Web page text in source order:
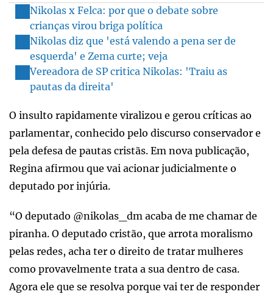
Nikolas x Felca: por que o debate sobre
crianças virou briga política
Nikolas diz que 'está valendo a pena ser de
esquerda' e Zema curte; veja
Vereadora de SP critica Nikolas: 'Traiu as
pautas da direita'
O insulto rapidamente viralizou e gerou críticas ao
parlamentar, conhecido pelo discurso conservador e
pela defesa de pautas cristãs. Em nova publicação,
Regina afirmou que vai acionar judicialmente o
deputado por injúria.
“O deputado @nikolas_dm acaba de me chamar de
piranha. O deputado cristão, que arrota moralismo
pelas redes, acha ter o direito de tratar mulheres
como provavelmente trata a sua dentro de casa.
Agora ele que se resolva porque vai ter de responder